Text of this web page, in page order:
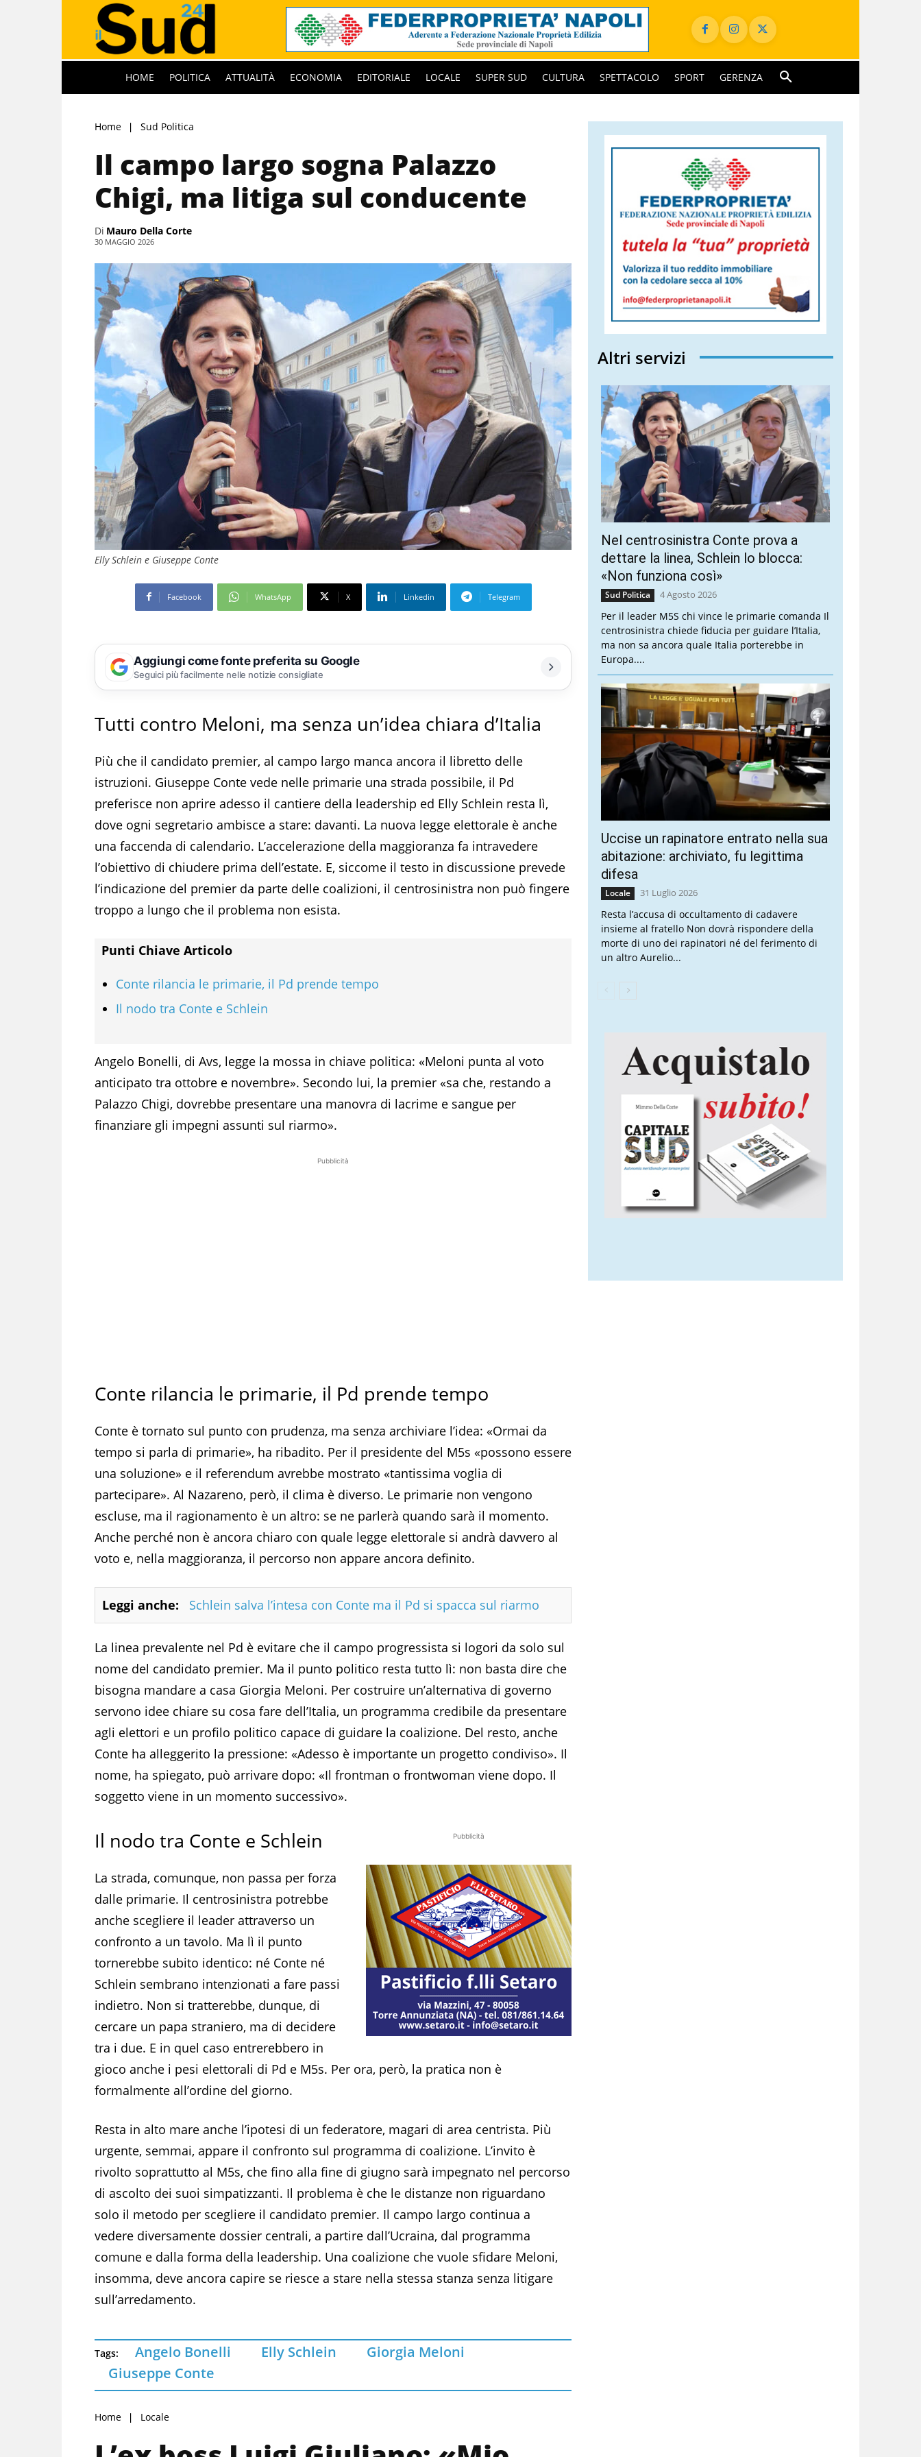
HOME POLITICA ATTUALITÀ ECONOMIA EDITORIALE LOCALE SUPER SUD CULTURA SPETTACOLO SPORT GERENZA
Home Sud Politica
Il campo largo sogna Palazzo
Chigi, ma litiga sul conducente
Di Mauro Della Corte
30 MAGGIO 2026
Elly Schlein e Giuseppe Conte
Facebook WhatsApp X Linkedin Telegram
Aggiungi come fonte preferita su Google
Seguici più facilmente nelle notizie consigliate
Tutti contro Meloni, ma senza un’idea chiara d’Italia
Più che il candidato premier, al campo largo manca ancora il libretto delle
istruzioni. Giuseppe Conte vede nelle primarie una strada possibile, il Pd
preferisce non aprire adesso il cantiere della leadership ed Elly Schlein resta lì,
dove ogni segretario ambisce a stare: davanti. La nuova legge elettorale è anche
una faccenda di calendario. L’accelerazione della maggioranza fa intravedere
l’obiettivo di chiudere prima dell’estate. E, siccome il testo in discussione prevede
l’indicazione del premier da parte delle coalizioni, il centrosinistra non può fingere
troppo a lungo che il problema non esista.
Punti Chiave Articolo
Conte rilancia le primarie, il Pd prende tempo
Il nodo tra Conte e Schlein
Angelo Bonelli, di Avs, legge la mossa in chiave politica: «Meloni punta al voto
anticipato tra ottobre e novembre». Secondo lui, la premier «sa che, restando a
Palazzo Chigi, dovrebbe presentare una manovra di lacrime e sangue per
finanziare gli impegni assunti sul riarmo».
Pubblicità
Conte rilancia le primarie, il Pd prende tempo
Conte è tornato sul punto con prudenza, ma senza archiviare l’idea: «Ormai da
tempo si parla di primarie», ha ribadito. Per il presidente del M5s «possono essere
una soluzione» e il referendum avrebbe mostrato «tantissima voglia di
partecipare». Al Nazareno, però, il clima è diverso. Le primarie non vengono
escluse, ma il ragionamento è un altro: se ne parlerà quando sarà il momento.
Anche perché non è ancora chiaro con quale legge elettorale si andrà davvero al
voto e, nella maggioranza, il percorso non appare ancora definito.
Leggi anche: Schlein salva l’intesa con Conte ma il Pd si spacca sul riarmo
La linea prevalente nel Pd è evitare che il campo progressista si logori da solo sul
nome del candidato premier. Ma il punto politico resta tutto lì: non basta dire che
bisogna mandare a casa Giorgia Meloni. Per costruire un’alternativa di governo
servono idee chiare su cosa fare dell’Italia, un programma credibile da presentare
agli elettori e un profilo politico capace di guidare la coalizione. Del resto, anche
Conte ha alleggerito la pressione: «Adesso è importante un progetto condiviso». Il
nome, ha spiegato, può arrivare dopo: «Il frontman o frontwoman viene dopo. Il
soggetto viene in un momento successivo».
Pubblicità
Il nodo tra Conte e Schlein
La strada, comunque, non passa per forza
dalle primarie. Il centrosinistra potrebbe
anche scegliere il leader attraverso un
confronto a un tavolo. Ma lì il punto
tornerebbe subito identico: né Conte né
Schlein sembrano intenzionati a fare passi
indietro. Non si tratterebbe, dunque, di
cercare un papa straniero, ma di decidere
tra i due. E in quel caso entrerebbero in
gioco anche i pesi elettorali di Pd e M5s. Per ora, però, la pratica non è
formalmente all’ordine del giorno.
Resta in alto mare anche l’ipotesi di un federatore, magari di area centrista. Più
urgente, semmai, appare il confronto sul programma di coalizione. L’invito è
rivolto soprattutto al M5s, che fino alla fine di giugno sarà impegnato nel percorso
di ascolto dei suoi simpatizzanti. Il problema è che le distanze non riguardano
solo il metodo per scegliere il candidato premier. Il campo largo continua a
vedere diversamente dossier centrali, a partire dall’Ucraina, dal programma
comune e dalla forma della leadership. Una coalizione che vuole sfidare Meloni,
insomma, deve ancora capire se riesce a stare nella stessa stanza senza litigare
sull’arredamento.
Tags: Angelo Bonelli Elly Schlein
Giorgia Meloni
Giuseppe Conte
Home Locale
Altri servizi
Nel centrosinistra Conte prova a
dettare la linea, Schlein lo blocca:
«Non funziona così»
Sud Politica 4 Agosto 2026
Per il leader M5S chi vince le primarie comanda Il
centrosinistra chiede fiducia per guidare l’Italia,
ma non sa ancora quale Italia porterebbe in
Europa....
Uccise un rapinatore entrato nella sua
abitazione: archiviato, fu legittima
difesa
Locale 31 Luglio 2026
Resta l’accusa di occultamento di cadavere
insieme al fratello Non dovrà rispondere della
morte di uno dei rapinatori né del ferimento di
un altro Aurelio...